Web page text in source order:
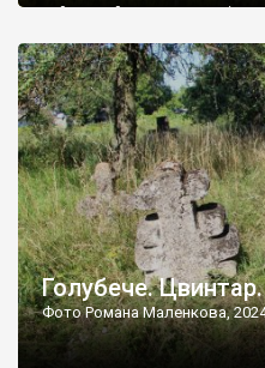
найкращий регулятор
бруньками, кози ті бруньки
делікатес. На цвинтарі у
різноманітних форм хрестів.
Голубече.
Фото Романа Маленкова,